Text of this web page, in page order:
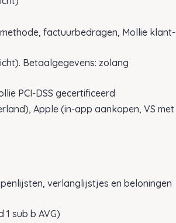
factuurbedragen, Mollie klant-
Betaalgegevens: zolang
PCI-DSS gecertificeerd
Apple (in-app aankopen, VS met
verlanglijstjes en beloningen
sub b AVG)